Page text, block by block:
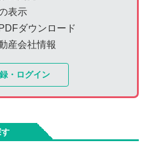
表示
ダウンロード
産会社情報
・ログイン